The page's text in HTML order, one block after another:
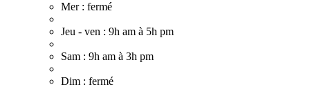
Mer : fermé
Jeu - ven : 9h am à 5h pm
Sam : 9h am à 3h pm
Dim : fermé